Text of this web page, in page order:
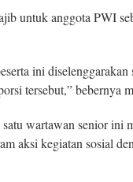
untuk anggota PWI
ini diselenggarakan
tersebut,” bebernya
wartawan senior ini
aksi kegiatan sosial